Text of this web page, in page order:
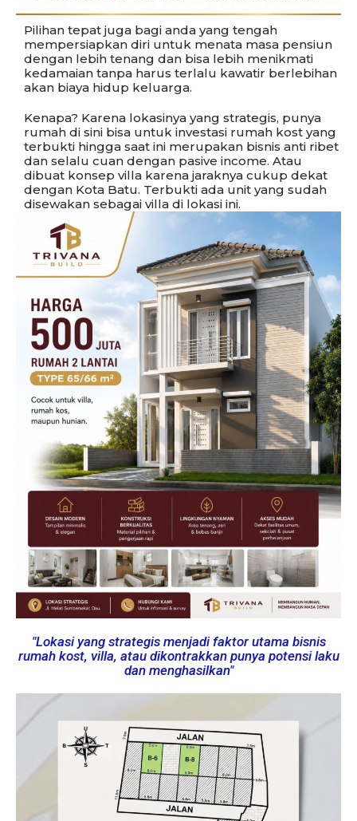
Pilihan tepat juga bagi anda yang tengah
mempersiapkan diri untuk menata masa pensiun
dengan lebih tenang dan bisa lebih menikmati
kedamaian tanpa harus terlalu kawatir berlebihan
akan biaya hidup keluarga.
Kenapa? Karena lokasinya yang strategis, punya
rumah di sini bisa untuk investasi rumah kost yang
terbukti hingga saat ini merupakan bisnis anti ribet
dan selalu cuan dengan pasive income. Atau
dibuat konsep villa karena jaraknya cukup dekat
dengan Kota Batu. Terbukti ada unit yang sudah
disewakan sebagai villa di lokasi ini.
"Lokasi yang strategis menjadi faktor utama bisnis
rumah kost, villa, atau dikontrakkan punya potensi laku
dan menghasilkan"